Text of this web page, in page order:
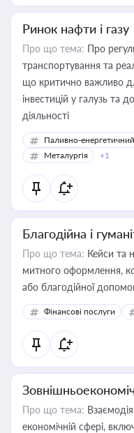
Ринок нафти і газу
Про що тема: Про
транспортування та
що критично важливо
інвестицій у галузь та
діяльності
Паливно-
Металургія
+1
Благодійна і
Про що тема: Кейси та
митного оформлення,
або благодійної
Фінансові послуги
Про що тема:
економічній сфері,